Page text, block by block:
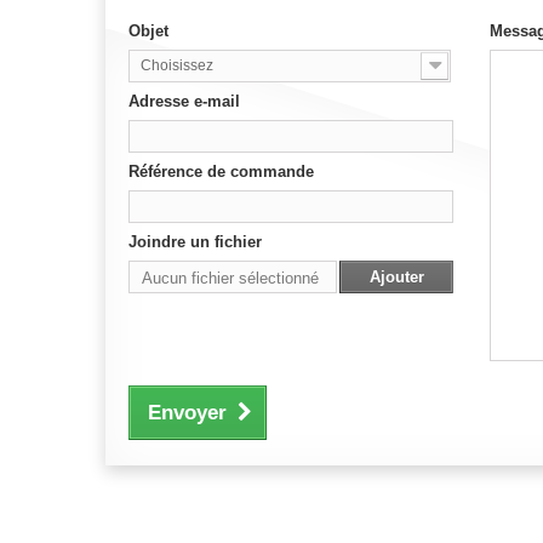
Objet
Choisissez
Adresse e-mail
Référence de commande
Joindre un fichier
Aucun fichier sélectionné
Ajouter
Envoyer